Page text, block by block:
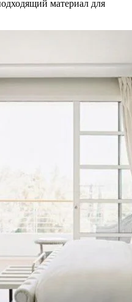
материал для